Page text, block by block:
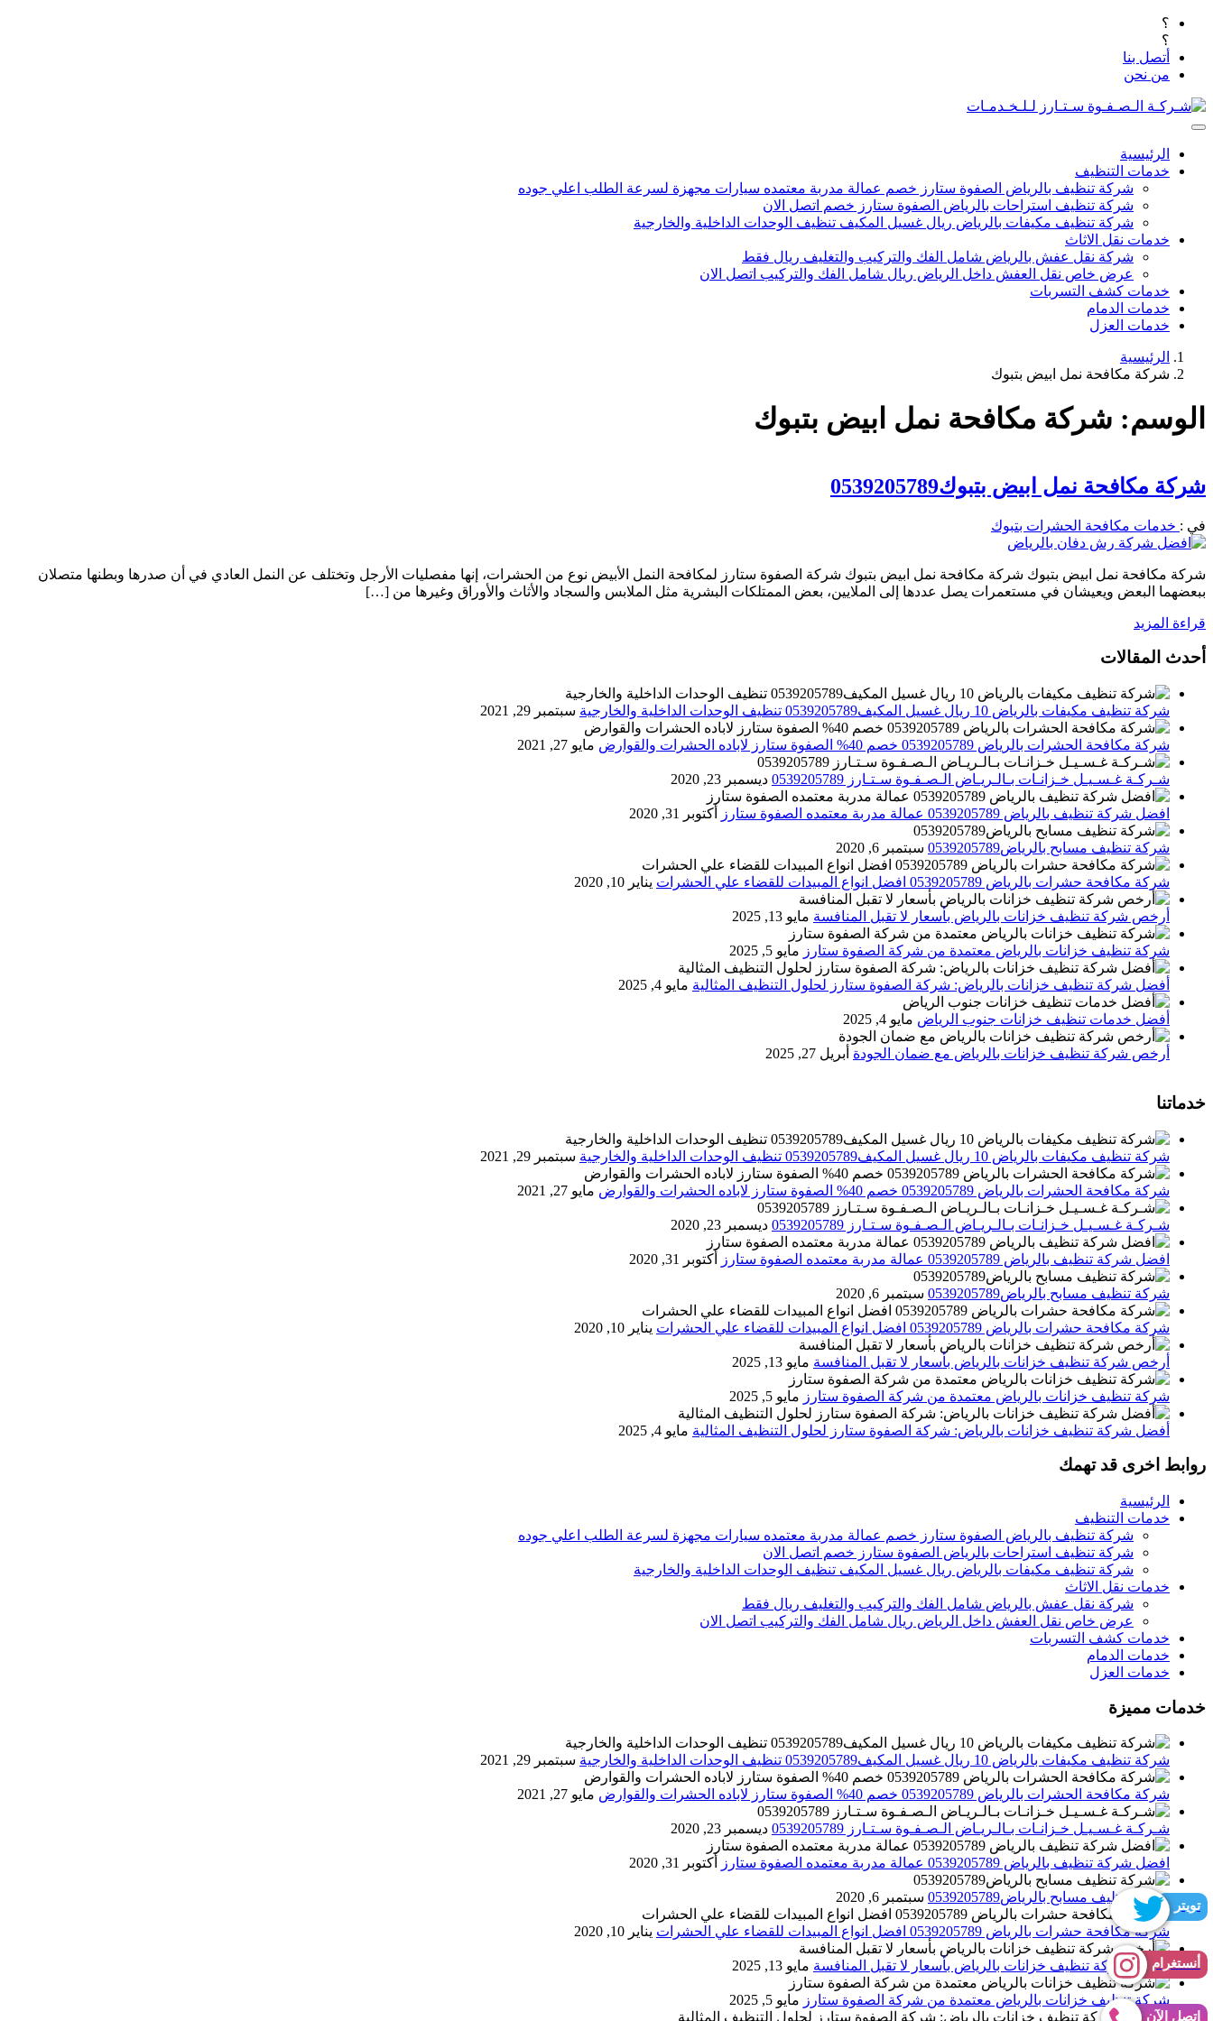
؟
؟
أتصل بنا
من نحن
الرئيسية
خدمات التنظيف
شركة تنظيف بالرياض الصفوة ستارز خصم عمالة مدربة معتمده سيارات مجهزة لسرعة الطلب اعلي جوده
شركة تنظيف استراحات بالرياض الصفوة ستارز خصم اتصل الان
شركة تنظيف مكيفات بالرياض ريال غسيل المكيف تنظيف الوحدات الداخلية والخارجية
خدمات نقل الاثاث
شركة نقل عفش بالرياض شامل الفك والتركيب والتغليف ريال فقط
عرض خاص نقل العفش داخل الرياض ريال شامل الفك والتركيب اتصل الان
خدمات كشف التسربات
خدمات الدمام
خدمات العزل
الرئيسية
شركة مكافحة نمل ابيض بتبوك
الوسم: شركة مكافحة نمل ابيض بتبوك
شركة مكافحة نمل ابيض بتبوك0539205789
في : خدمات مكافحة الحشرات بتبوك
شركة مكافحة نمل ابيض بتبوك شركة مكافحة نمل ابيض بتبوك شركة الصفوة ستارز لمكافحة النمل الأبيض نوع من الحشرات، إنها مفصليات الأرجل وتختلف عن النمل العادي في أن صدرها وبطنها متصلان
ببعضهما البعض ويعيشان في مستعمرات يصل عددها إلى الملايين، بعض الممتلكات البشرية مثل الملابس والسجاد والأثاث والأوراق وغيرها من […]
قراءة المزيد
أحدث المقالات
شركة تنظيف مكيفات بالرياض 10 ريال غسيل المكيف0539205789 تنظيف الوحدات الداخلية والخارجية سبتمبر 29, 2021
شركة مكافحة الحشرات بالرياض 0539205789 خصم 40% الصفوة ستارز لاباده الحشرات والقوارض مايو 27, 2021
شـركـة غـسـيـل خـزانـات بـالـريـاض الـصـفـوة سـتـارز 0539205789 ديسمبر 23, 2020
افضل شركة تنظيف بالرياض 0539205789 عمالة مدربة معتمده الصفوة ستارز أكتوبر 31, 2020
شركة تنظيف مسابح بالرياض0539205789 سبتمبر 6, 2020
شركة مكافحة حشرات بالرياض 0539205789 افضل انواع المبيدات للقضاء علي الحشرات يناير 10, 2020
أرخص شركة تنظيف خزانات بالرياض بأسعار لا تقبل المنافسة مايو 13, 2025
شركة تنظيف خزانات بالرياض معتمدة من شركة الصفوة ستارز مايو 5, 2025
أفضل شركة تنظيف خزانات بالرياض: شركة الصفوة ستارز لحلول التنظيف المثالية مايو 4, 2025
أفضل خدمات تنظيف خزانات جنوب الرياض مايو 4, 2025
أرخص شركة تنظيف خزانات بالرياض مع ضمان الجودة أبريل 27, 2025
خدماتنا
شركة تنظيف مكيفات بالرياض 10 ريال غسيل المكيف0539205789 تنظيف الوحدات الداخلية والخارجية سبتمبر 29, 2021
شركة مكافحة الحشرات بالرياض 0539205789 خصم 40% الصفوة ستارز لاباده الحشرات والقوارض مايو 27, 2021
شـركـة غـسـيـل خـزانـات بـالـريـاض الـصـفـوة سـتـارز 0539205789 ديسمبر 23, 2020
افضل شركة تنظيف بالرياض 0539205789 عمالة مدربة معتمده الصفوة ستارز أكتوبر 31, 2020
شركة تنظيف مسابح بالرياض0539205789 سبتمبر 6, 2020
شركة مكافحة حشرات بالرياض 0539205789 افضل انواع المبيدات للقضاء علي الحشرات يناير 10, 2020
أرخص شركة تنظيف خزانات بالرياض بأسعار لا تقبل المنافسة مايو 13, 2025
شركة تنظيف خزانات بالرياض معتمدة من شركة الصفوة ستارز مايو 5, 2025
أفضل شركة تنظيف خزانات بالرياض: شركة الصفوة ستارز لحلول التنظيف المثالية مايو 4, 2025
روابط اخرى قد تهمك
الرئيسية
خدمات التنظيف
شركة تنظيف بالرياض الصفوة ستارز خصم عمالة مدربة معتمده سيارات مجهزة لسرعة الطلب اعلي جوده
شركة تنظيف استراحات بالرياض الصفوة ستارز خصم اتصل الان
شركة تنظيف مكيفات بالرياض ريال غسيل المكيف تنظيف الوحدات الداخلية والخارجية
خدمات نقل الاثاث
شركة نقل عفش بالرياض شامل الفك والتركيب والتغليف ريال فقط
عرض خاص نقل العفش داخل الرياض ريال شامل الفك والتركيب اتصل الان
خدمات كشف التسربات
خدمات الدمام
خدمات العزل
خدمات مميزة
شركة تنظيف مكيفات بالرياض 10 ريال غسيل المكيف0539205789 تنظيف الوحدات الداخلية والخارجية سبتمبر 29, 2021
شركة مكافحة الحشرات بالرياض 0539205789 خصم 40% الصفوة ستارز لاباده الحشرات والقوارض مايو 27, 2021
شـركـة غـسـيـل خـزانـات بـالـريـاض الـصـفـوة سـتـارز 0539205789 ديسمبر 23, 2020
افضل شركة تنظيف بالرياض 0539205789 عمالة مدربة معتمده الصفوة ستارز أكتوبر 31, 2020
شركة تنظيف مسابح بالرياض0539205789 سبتمبر 6, 2020
شركة مكافحة حشرات بالرياض 0539205789 افضل انواع المبيدات للقضاء علي الحشرات يناير 10, 2020
أرخص شركة تنظيف خزانات بالرياض بأسعار لا تقبل المنافسة مايو 13, 2025
شركة تنظيف خزانات بالرياض معتمدة من شركة الصفوة ستارز مايو 5, 2025
إتصل الآن
أنستغرام
تويتر